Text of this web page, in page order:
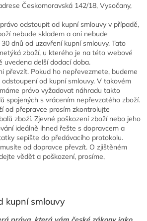
Českomoravská 142/18, Vysočany,
odstoupit od kupní smlouvy v případě,
nebude skladem a ani nebude
dnů od uzavření kupní smlouvy. Tato
zboží, u kterého je na této webové
uvedena delší dodací doba.
převzít. Pokud ho nepřevezmete, budeme
od kupní smlouvy. V takovém
právo vyžadovat náhradu takto
spojených s vrácením nepřevzatého zboží.
od přepravce prosím zkontrolujte
zboží. Zjevné poškození zboží nebo jeho
ideálně ihned řešte s dopravcem a
sepište do předávacího protokolu.
od dopravce převzít. O zjištěném
vědět a poškození, prosíme,
kupní smlouvy